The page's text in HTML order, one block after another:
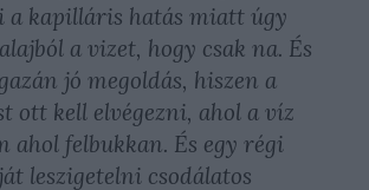
a kapilláris hatás miatt úgy
a vizet, hogy csak na. És
jó megoldás, hiszen a
ott kell elvégezni, ahol a víz
ahol felbukkan. És egy régi
leszigetelni csodálatos